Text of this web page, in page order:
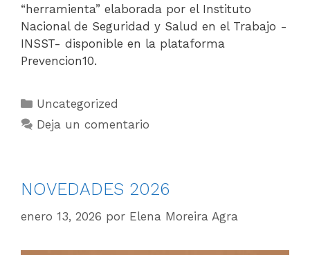
“herramienta” elaborada por el Instituto
Nacional de Seguridad y Salud en el Trabajo -
INSST- disponible en la plataforma
Prevencion10.
Uncategorized
Deja un comentario
NOVEDADES 2026
enero 13, 2026 por Elena Moreira Agra